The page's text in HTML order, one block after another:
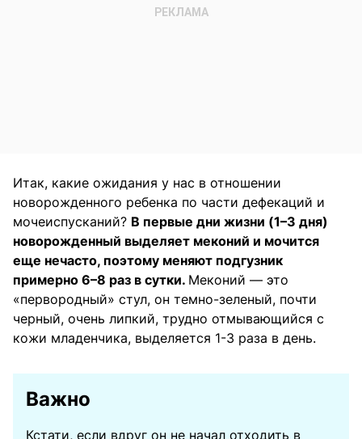
Итак, какие ожидания у нас в отношении
новорожденного ребенка по части дефекаций и
мочеиспусканий? В первые дни жизни (1–3 дня)
новорожденный выделяет меконий и мочится
еще нечасто, поэтому меняют подгузник
примерно 6–8 раз в сутки. Меконий — это
«первородный» стул, он темно-зеленый, почти
черный, очень липкий, трудно отмывающийся с
кожи младенчика, выделяется 1-3 раза в день.
Важно
Кстати, если вдруг он не начал отходить в